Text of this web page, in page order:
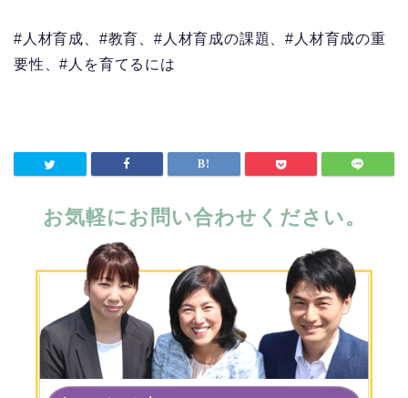
#人材育成、#教育、#人材育成の課題、#人材育成の重
要性、#人を育てるには
お気軽にお問い合わせください。